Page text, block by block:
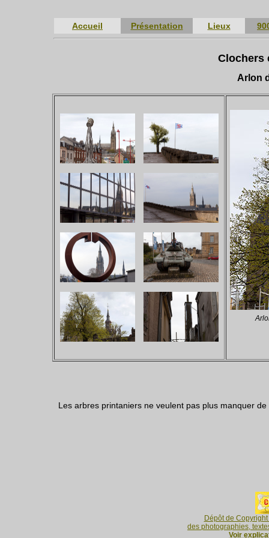
Accueil Présentation Lieux
Clochers
Arlon
Les arbres printaniers ne veulent pas plus manquer
Dépôt de
des photographies,
Voir